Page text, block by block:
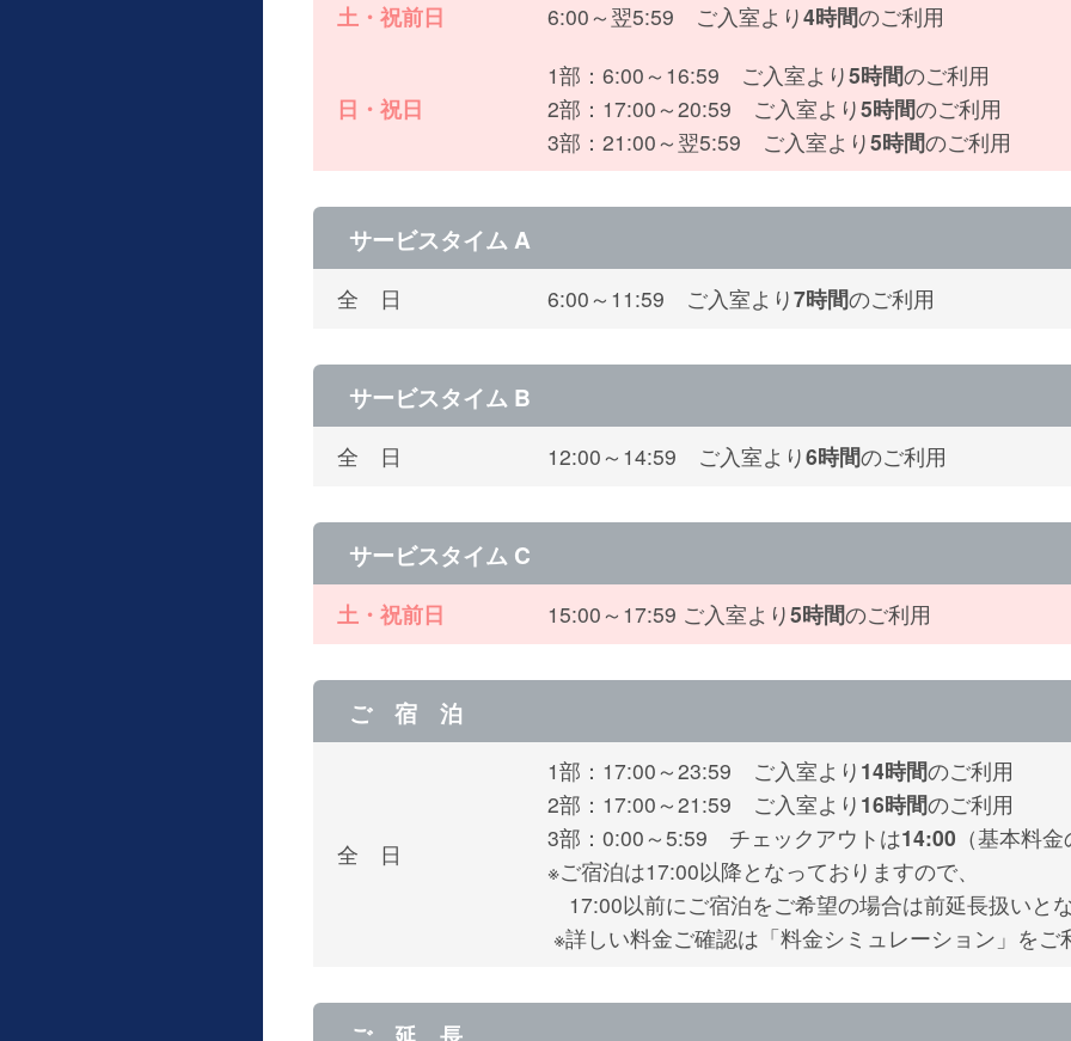
土・祝前日
6:00～翌5:59 ご入室より4時間のご利用
日・祝日
1部：6:00～16:59 ご入室より5時間のご利用
2部：17:00～20:59 ご入室より5時間のご利用
3部：21:00～翌5:59 ご入室より5時間のご利用
サービスタイム A
全 日 6:00～11:59 ご入室より7時間のご利用
サービスタイム B
全 日 12:00～14:59 ご入室より6時間のご利用
サービスタイム C
土・祝前日 15:00～17:59 ご入室より5時間のご利用
ご 宿 泊
全 日
1部：17:00～23:59 ご入室より 14時間のご利用
2部：17:00～21:59 ご入室より 16時間のご利用
3部：0:00～5:59 チェックアウトは14:00 （基本料
※ご宿泊は17:00以降となっておりますので、
17:00以前にご宿泊をご希望の場合は前延長扱いとな
※詳しい料金ご確認は「料金シミュレーション」をご